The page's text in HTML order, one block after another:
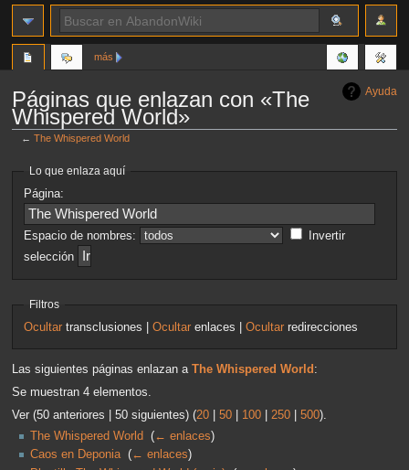
Ayuda
Páginas que enlazan con «The
Whispered World»
←The Whispered World
navegación
búsqueda
Lo que enlaza aquí
Página:
Espacio de nombres:
Invertir
selección
Filtros
Ocultar transclusiones |Ocultar enlaces |Ocultar redirecciones
Las siguientes páginas enlazan a The Whispered World :
Se muestran 4 elementos.
Ver (50 anteriores | 50 siguientes) (20| 50| 100| 250| 500).
The Whispered World
(← enlaces)
Caos en Deponia‎ (← enlaces)
más